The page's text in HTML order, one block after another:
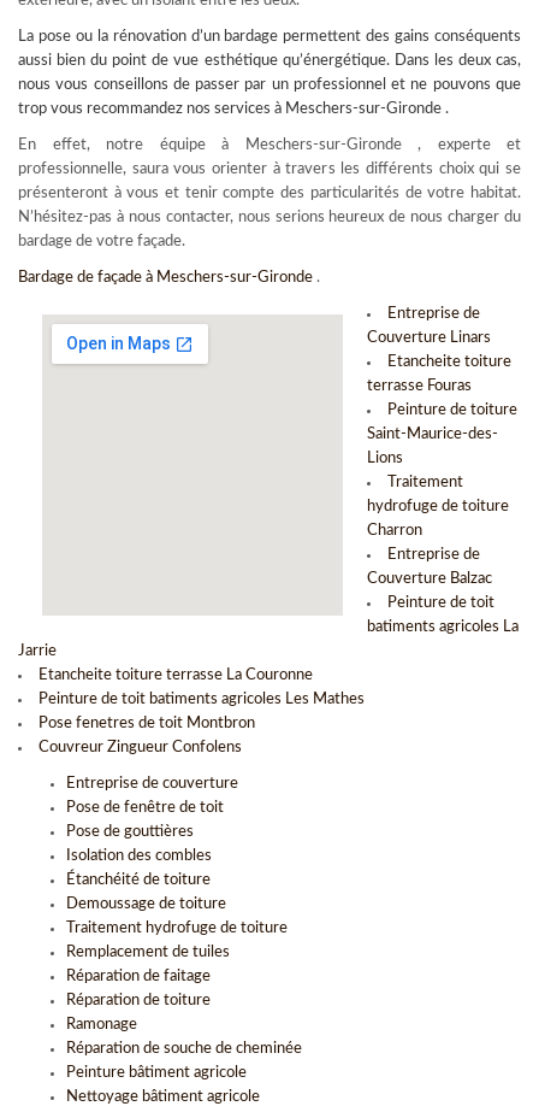
La pose ou la rénovation d’un bardage permettent des gains conséquents
aussi bien du point de vue esthétique qu’énergétique. Dans les deux cas,
nous vous conseillons de passer par un professionnel et ne pouvons que
trop vous recommandez nos services à Meschers-sur-Gironde .
En effet, notre équipe à Meschers-sur-Gironde , experte et
professionnelle, saura vous orienter à travers les différents choix qui se
présenteront à vous et tenir compte des particularités de votre habitat.
N’hésitez-pas à nous contacter, nous serions heureux de nous charger du
bardage de votre façade.
Bardage de façade à Meschers-sur-Gironde .
Entreprise de
Couverture Linars
Etancheite toiture
terrasse Fouras
Peinture de toiture
Saint-Maurice-des-
Lions
Traitement
hydrofuge de toiture
Charron
Entreprise de
Couverture Balzac
Peinture de toit
batiments agricoles La
Jarrie
Etancheite toiture terrasse La Couronne
Peinture de toit batiments agricoles Les Mathes
Pose fenetres de toit Montbron
Couvreur Zingueur Confolens
Entreprise de couverture
Pose de fenêtre de toit
Pose de gouttières
Isolation des combles
Étanchéité de toiture
Demoussage de toiture
Traitement hydrofuge de toiture
Remplacement de tuiles
Réparation de faitage
Réparation de toiture
Ramonage
Réparation de souche de cheminée
Peinture bâtiment agricole
Nettoyage bâtiment agricole